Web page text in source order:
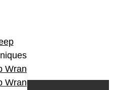
Wrangler JL
Wrangler